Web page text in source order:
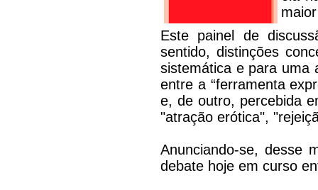
Este painel de
sentido, distinções
sistemática e para uma
entre a “ferramenta
e, de outro, percebida
"atração erótica",
Anunciando-se, desse
debate hoje em curso